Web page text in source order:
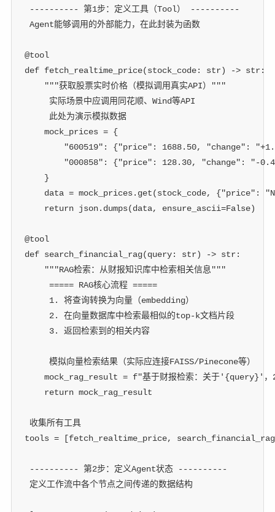
---------- 第1步：定义工具（Tool） ----------
Agent能够调用的外部能力，在此封装为函数
@tool
def fetch_realtime_price(stock_code: str) -> str:
"""获取股票实时价格（模拟调用真实API）"""
实际场景中应调用同花顺、Wind等API
此处为演示模拟数据
    mock_prices
= {
"600519" : {"price" : 1688.50, "change" :
"000858" : {"price" : 128.30, "change" :
"-
}
    data
= mock_prices. get(stock_code, {"price" :
return json. dumps(data, ensure_ascii=False)
@tool
def search_financial_rag(query: str) -> str:
"""RAG检索：从财报知识库中检索相关信息"""
===== RAG核心流程 =====
1. 将查询转换为向量（embedding）
2. 在向量数据库中检索最相似的top-k文档片段
3. 返回检索到的相关内容
模拟向量检索结果（实际应连接FAISS/Pinecone等）
    mock_rag_result
= f"基于财报检索：关于' {query} '，
return mock_rag_result
收集所有工具
tools = [fetch_realtime_price, search_financial_rag
---------- 第2步：定义Agent状态 ----------
定义工作流中各个节点之间传递的数据结构